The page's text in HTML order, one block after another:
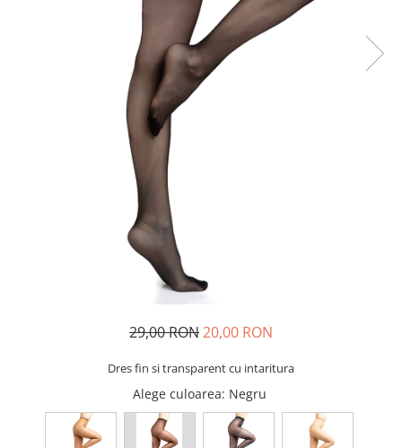
29,00 RON20,00 RON
Dres fin si transparent cu intaritura
Alege culoarea: Negru